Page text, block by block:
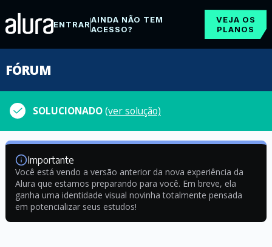
ENTRARAINDA NÃO TEM
ACESSO?
VEJA OS
PLANOS
FÓRUM
SOLUCIONADO(ver solução)
Importante
Você está vendo a versão anterior da nova experiência da
Alura que estamos preparando para você. Em breve, ela
ganha uma identidade visual novinha totalmente pensada
em potencializar seus estudos!